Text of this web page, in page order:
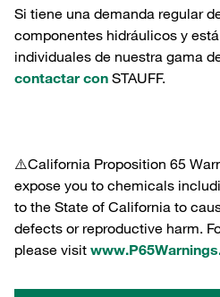
Si tiene una demanda regular
componentes hidráulicos y
individuales de nuestra gama
contactar con STAUFF.
⚠️California Proposition 65
expose you to chemicals
to the State of California to
defects or reproductive harm.
please visit